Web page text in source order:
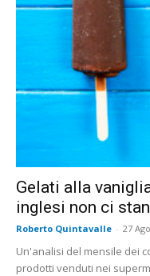
Gelati alla
inglesi non ci
Roberto Quintavalle - 27
Un'analisi del mensile dei
prodotti venduti nei